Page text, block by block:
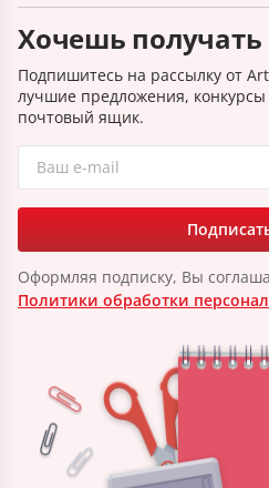
Хочешь
Подпишитесь на рассылку от
лучшие предложения,
почтовый ящик.
Оформляя подписку, Вы
Политики обработки